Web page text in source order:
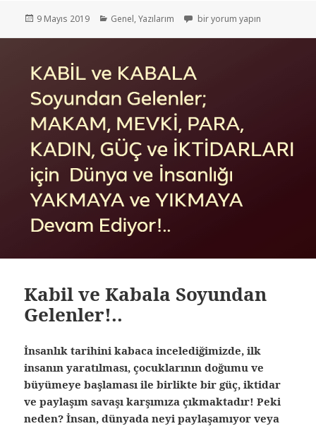
9 Mayıs 2019 Genel,Yazılarım bir yorum yapın
Kabil ve Kabala Soyundan
Gelenler!..
İnsanlık tarihini kabaca incelediğimizde, ilk
insanın yaratılması, çocuklarının doğumu ve
büyümeye başlaması ile birlikte bir güç, iktidar
ve paylaşım savaşı karşımıza çıkmaktadır! Peki
neden? İnsan, dünyada neyi paylaşamıyor veya